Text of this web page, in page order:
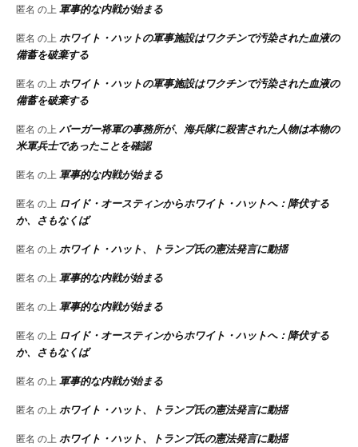
匿名 の上 軍事的な内戦が始まる
匿名 の上 ホワイト・ハットの軍事施設はワクチンで汚染された血液の
備蓄を破棄する
匿名 の上 ホワイト・ハットの軍事施設はワクチンで汚染された血液の
備蓄を破棄する
匿名 の上 バーガー将軍の事務所が、海兵隊に殺害された人物は本物の
米軍兵士であったことを確認
匿名 の上 軍事的な内戦が始まる
匿名 の上 ロイド・オースティンからホワイト・ハットへ：降伏する
か、さもなくば
匿名 の上 ホワイト・ハット、トランプ氏の憲法発言に動揺
匿名 の上 軍事的な内戦が始まる
匿名 の上 軍事的な内戦が始まる
匿名 の上 ロイド・オースティンからホワイト・ハットへ：降伏する
か、さもなくば
匿名 の上 軍事的な内戦が始まる
匿名 の上 ホワイト・ハット、トランプ氏の憲法発言に動揺
匿名 の上 ホワイト・ハット、トランプ氏の憲法発言に動揺